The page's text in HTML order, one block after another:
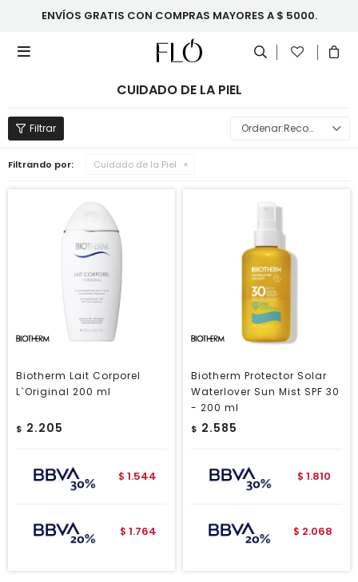
ENVÍOS GRATIS CON COMPRAS MAYORES A $ 5000.

CUIDADO DE LA PIEL
Recomendados
Filtrando por: Cuidado de la Piel
Biotherm Lait Corporel
L`Original 200 ml
$ 2.205
$ 1.544
$ 1.764
Biotherm Protector Solar
Waterlover Sun Mist SPF 30
- 200 ml
$ 2.585
$ 1.810
$ 2.068